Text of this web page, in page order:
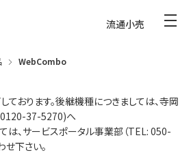
流通小売
WebCombo
おります。後継機種につきましては、寺岡
0120-37-5270)へ
は、サービスポータル事業部（TEL: 050-
下さい。